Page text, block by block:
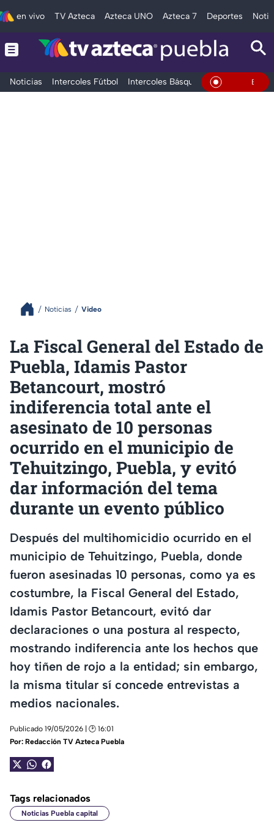
en vivo TV Azteca Azteca UNO Azteca 7 Deportes
Noticias Intercoles Fútbol Intercoles Básquetbol DeportesEn Vivo
Noticias Video
La Fiscal General del Estado de
Puebla, Idamis Pastor
Betancourt, mostró
indiferencia total ante el
asesinato de 10 personas
ocurrido en el municipio de
Tehuitzingo, Puebla, y evitó
dar información del tema
durante un evento público
Después del multihomicidio ocurrido en el
municipio de Tehuitzingo, Puebla, donde
fueron asesinadas 10 personas, como ya es
costumbre, la Fiscal General del Estado,
Idamis Pastor Betancourt, evitó dar
declaraciones o una postura al respecto,
mostrando indiferencia ante los hechos que
hoy tiñen de rojo a la entidad; sin embargo,
la misma titular sí concede entrevistas a
medios nacionales.
Publicado 19/05/2026 | 🕑 16:01
Por: Redacción TV Azteca Puebla
Tags relacionados
Noticias Puebla capital